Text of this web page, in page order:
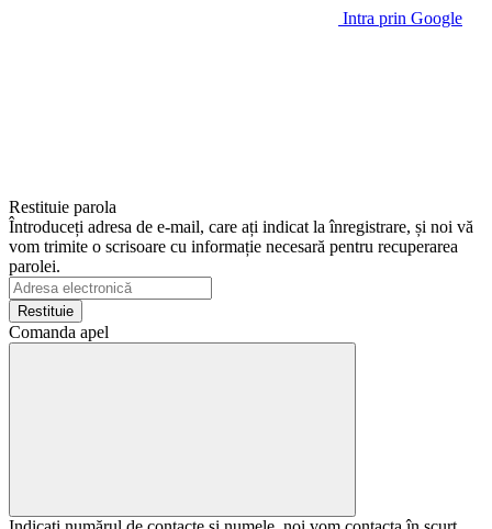
Intra prin Google
Restituie parola
Întroduceți adresa de e-mail, care ați indicat la înregistrare, și noi vă
vom trimite o scrisoare cu informație necesară pentru recuperarea
parolei.
Restituie
Comanda apel